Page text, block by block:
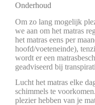
Onderhoud
Om zo lang mogelijk
we aan om het matras
het matras eens per
hoofd/voeteneinde),
wordt er een
geadviseerd bij
Lucht het matras elke
schimmels te
plezier hebben van je